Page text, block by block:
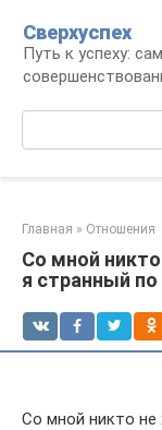
контенту
Сверхуспех
Путь к успеху:
Главная » Отношения
Со мной
я странный
Со мной никто не